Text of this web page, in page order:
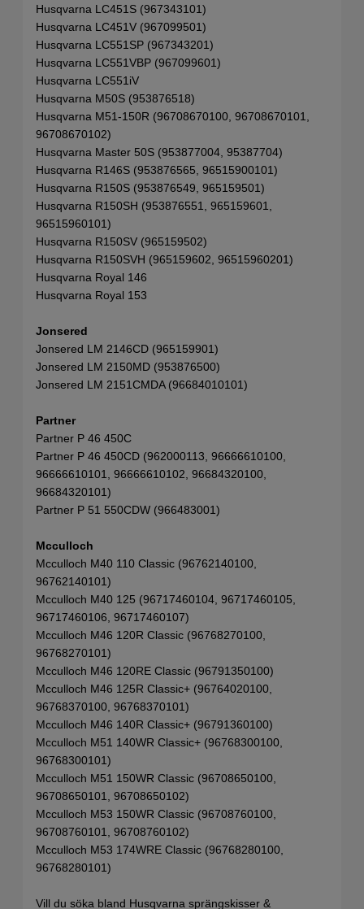
Husqvarna LC451S (967343101)
Husqvarna LC451V (967099501)
Husqvarna LC551SP (967343201)
Husqvarna LC551VBP (967099601)
Husqvarna LC551iV
Husqvarna M50S (953876518)
Husqvarna M51-150R (96708670100, 96708670101,
96708670102)
Husqvarna Master 50S (953877004, 95387704)
Husqvarna R146S (953876565, 96515900101)
Husqvarna R150S (953876549, 965159501)
Husqvarna R150SH (953876551, 965159601,
96515960101)
Husqvarna R150SV (965159502)
Husqvarna R150SVH (965159602, 96515960201)
Husqvarna Royal 146
Husqvarna Royal 153
Jonsered
Jonsered LM 2146CD (965159901)
Jonsered LM 2150MD (953876500)
Jonsered LM 2151CMDA (96684010101)
Partner
Partner P 46 450C
Partner P 46 450CD (962000113, 96666610100,
96666610101, 96666610102, 96684320100,
96684320101)
Partner P 51 550CDW (966483001)
Mcculloch
Mcculloch M40 110 Classic (96762140100,
96762140101)
Mcculloch M40 125 (96717460104, 96717460105,
96717460106, 96717460107)
Mcculloch M46 120R Classic (96768270100,
96768270101)
Mcculloch M46 120RE Classic (96791350100)
Mcculloch M46 125R Classic+ (96764020100,
96768370100, 96768370101)
Mcculloch M46 140R Classic+ (96791360100)
Mcculloch M51 140WR Classic+ (96768300100,
96768300101)
Mcculloch M51 150WR Classic (96708650100,
96708650101, 96708650102)
Mcculloch M53 150WR Classic (96708760100,
96708760101, 96708760102)
Mcculloch M53 174WRE Classic (96768280100,
96768280101)
Vill du söka bland Husqvarna sprängskisser &